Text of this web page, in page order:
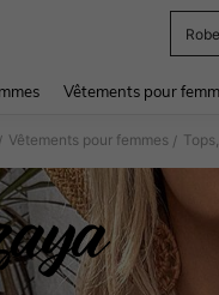
Robe
Vêtements pour
/ Vêtements pour femmes /